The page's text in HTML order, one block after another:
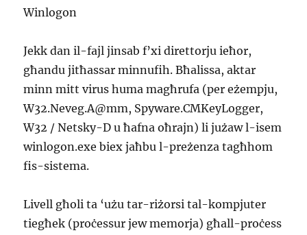
Winlogon
Jekk dan il-fajl jinsab f’xi direttorju ieħor,
għandu jitħassar minnufih. Bħalissa, aktar
minn mitt virus huma magħrufa (per eżempju,
W32.Neveg.A@mm, Spyware.CMKeyLogger,
W32 / Netsky-D u ħafna oħrajn) li jużaw l-isem
winlogon.exe biex jaħbu l-preżenza tagħhom
fis-sistema.
Livell għoli ta ‘użu tar-riżorsi tal-kompjuter
tiegħek (proċessur jew memorja) għall-proċess